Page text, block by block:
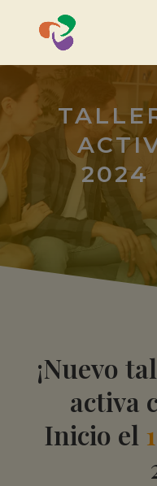
2024
¡Nuevo
activa
Inicio el